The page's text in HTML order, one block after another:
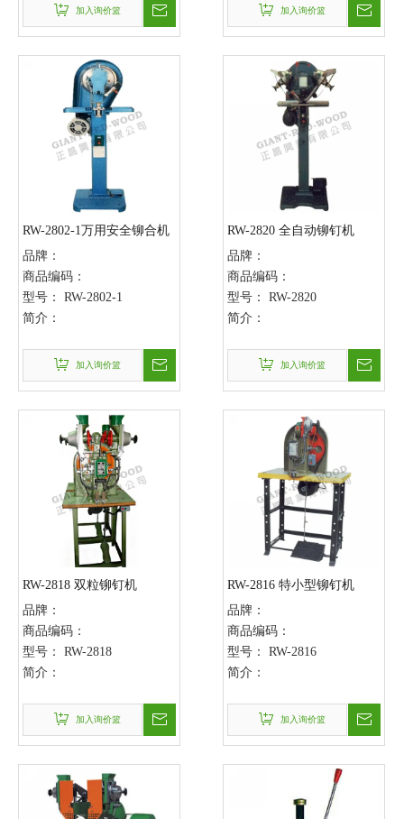
加入询价篮 加入询价篮
RW-2802-1万用安全铆合机
品牌：
商品编码：
型号：
RW-2802-1
简介：
加入询价篮
RW-2820 全自动铆钉机
品牌：
商品编码：
型号：
RW-2820
简介：
加入询价篮
RW-2818 双粒铆钉机
品牌：
商品编码：
型号：
RW-2818
简介：
加入询价篮
RW-2816 特小型铆钉机
品牌：
商品编码：
型号：
RW-2816
简介：
加入询价篮